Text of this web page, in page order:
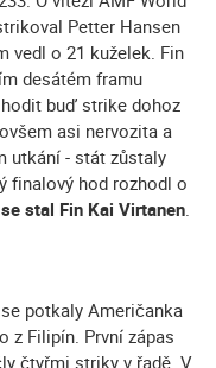
Petter Hansen
vedl o 21 kuželek. Fin
desátém framu
buď strike dohoz
asi nervozita a
utkání - stát zůstaly
finalový hod rozhodl o
stal Fin Kai Virtanen
potkaly Američanka
z Filipín. První zápas
čtyřmi striky v řadě. V